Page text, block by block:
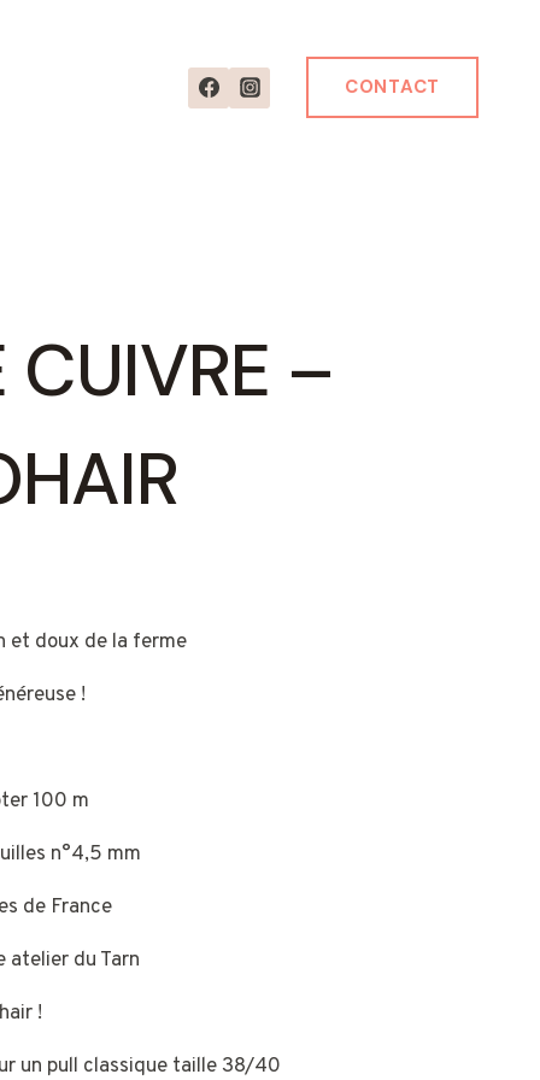
CONTACT
CUIVRE –
et doux de la ferme
!
100 m
n°4,5 mm
de France
atelier du Tarn
!
un pull classique taille 38/40